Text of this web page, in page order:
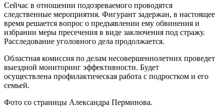
Сейчас в отношении подозреваемого проводятся
следственные мероприятия. Фигурант задержан, в настоящее
время решается вопрос о предъявлении ему обвинения и
избрании меры пресечения в виде заключения под стражу.
Расследование уголовного дела продолжается.
Областная комиссия по делам несовершеннолетних проведет
выездной мониторинг эффективности. Будет
осуществлена профилактическая работа с подростком и его
семьей.
Фото со страницы Александра Перминова.